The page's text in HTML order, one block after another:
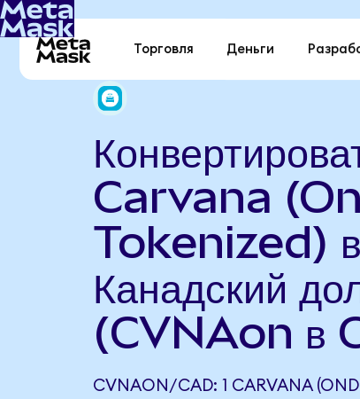
Торговля Деньги
Carvana
Tokenized) в
Канадский
(CVNAon в
CVNAON/CAD: 1 CARVANA